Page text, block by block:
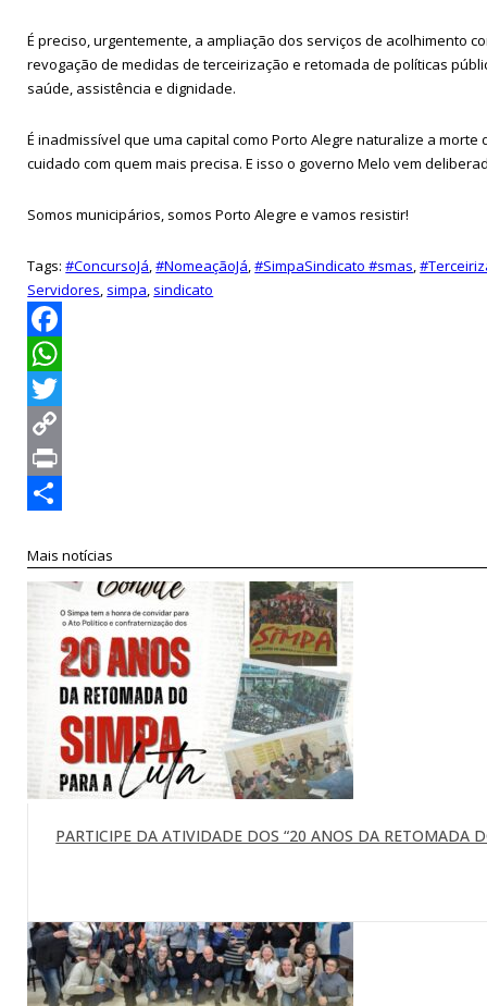
É preciso, urgentemente, a ampliação dos serviços de acolhimento
revogação de medidas de terceirização e retomada de políticas
saúde, assistência e dignidade.
É inadmissível que uma capital como Porto Alegre naturalize a
cuidado com quem mais precisa. E isso o governo Melo vem
Somos municipários, somos Porto Alegre e vamos resistir!
Tags:#ConcursoJá,#NomeaçãoJá,#SimpaSindicato #smas,
Servidores, simpa, sindicato
Facebook
WhatsApp
Twitter
Copy
Link
Print
Mais notícias
PARTICIPE DA ATIVIDADE DOS “20 ANOS DA RETOMADA